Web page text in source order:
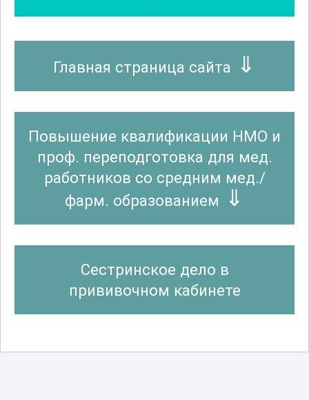
Главная страница сайта
Повышение квалификации НМО и
проф. переподготовка для мед.
работников со средним мед./
фарм. образованием
Сестринское дело в
прививочном кабинете